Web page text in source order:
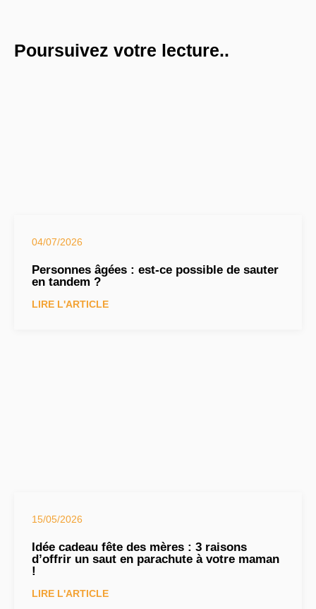
Poursuivez votre lecture..
04/07/2026
Personnes âgées : est-ce possible de sauter
en tandem ?
LIRE L'ARTICLE
15/05/2026
Idée cadeau fête des mères : 3 raisons
d’offrir un saut en parachute à votre maman
!
LIRE L'ARTICLE